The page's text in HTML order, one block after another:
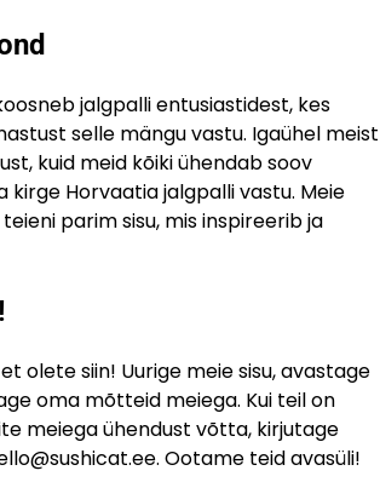
jalgpalli entusiastidest, kes
selle mängu vastu. Igaühel meist
kuid meid kõiki ühendab soov
kirge Horvaatia jalgpalli vastu. Meie
parim sisu, mis inspireerib ja
olete siin! Uurige meie sisu, avastage
oma mõtteid meiega. Kui teil on
meiega ühendust võtta, kirjutage
. Ootame teid avasüli!